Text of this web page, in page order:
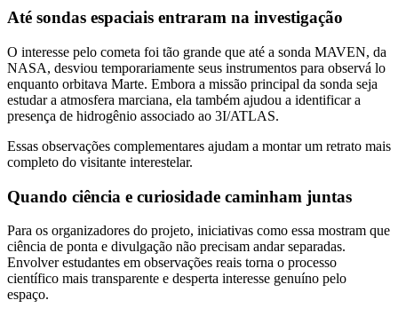
Até sondas espaciais entraram na investigação
O interesse pelo cometa foi tão grande que até a sonda MAVEN, da
NASA, desviou temporariamente seus instrumentos para observá lo
enquanto orbitava Marte. Embora a missão principal da sonda seja
estudar a atmosfera marciana, ela também ajudou a identificar a
presença de hidrogênio associado ao 3I/ATLAS.
Essas observações complementares ajudam a montar um retrato mais
completo do visitante interestelar.
Quando ciência e curiosidade caminham juntas
Para os organizadores do projeto, iniciativas como essa mostram que
ciência de ponta e divulgação não precisam andar separadas.
Envolver estudantes em observações reais torna o processo
científico mais transparente e desperta interesse genuíno pelo
espaço.